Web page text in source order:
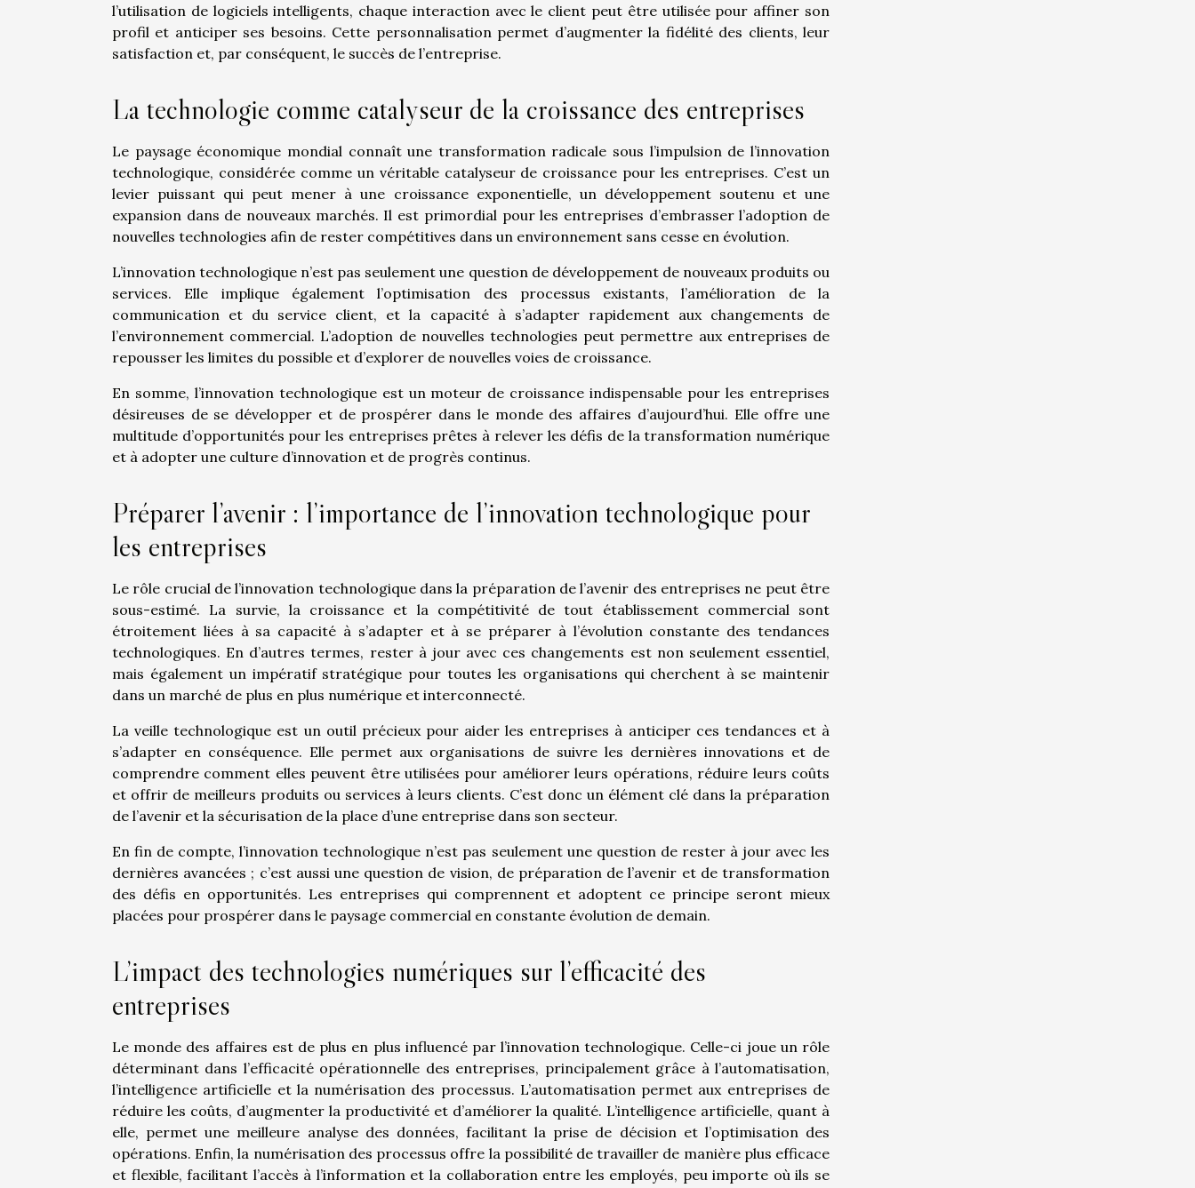
l’utilisation de logiciels intelligents, chaque interaction avec le client peut être utilisée pour affiner son
profil et anticiper ses besoins. Cette personnalisation permet d’augmenter la fidélité des clients, leur
satisfaction et, par conséquent, le succès de l’entreprise.
La technologie comme catalyseur de la croissance des entreprises
Le paysage économique mondial connaît une transformation radicale sous l’impulsion de l’innovation
technologique, considérée comme un véritable catalyseur de croissance pour les entreprises. C’est un
levier puissant qui peut mener à une croissance exponentielle, un développement soutenu et une
expansion dans de nouveaux marchés. Il est primordial pour les entreprises d’embrasser l’adoption de
nouvelles technologies afin de rester compétitives dans un environnement sans cesse en évolution.
L’innovation technologique n’est pas seulement une question de développement de nouveaux produits ou
services. Elle implique également l’optimisation des processus existants, l’amélioration de la
communication et du service client, et la capacité à s’adapter rapidement aux changements de
l’environnement commercial. L’adoption de nouvelles technologies peut permettre aux entreprises de
repousser les limites du possible et d’explorer de nouvelles voies de croissance.
En somme, l’innovation technologique est un moteur de croissance indispensable pour les entreprises
désireuses de se développer et de prospérer dans le monde des affaires d’aujourd’hui. Elle offre une
multitude d’opportunités pour les entreprises prêtes à relever les défis de la transformation numérique
et à adopter une culture d’innovation et de progrès continus.
Préparer l’avenir : l’importance de l’innovation technologique pour
les entreprises
Le rôle crucial de l’innovation technologique dans la préparation de l’avenir des entreprises ne peut être
sous-estimé. La survie, la croissance et la compétitivité de tout établissement commercial sont
étroitement liées à sa capacité à s’adapter et à se préparer à l’évolution constante des tendances
technologiques. En d’autres termes, rester à jour avec ces changements est non seulement essentiel,
mais également un impératif stratégique pour toutes les organisations qui cherchent à se maintenir
dans un marché de plus en plus numérique et interconnecté.
La veille technologique est un outil précieux pour aider les entreprises à anticiper ces tendances et à
s’adapter en conséquence. Elle permet aux organisations de suivre les dernières innovations et de
comprendre comment elles peuvent être utilisées pour améliorer leurs opérations, réduire leurs coûts
et offrir de meilleurs produits ou services à leurs clients. C’est donc un élément clé dans la préparation
de l’avenir et la sécurisation de la place d’une entreprise dans son secteur.
En fin de compte, l’innovation technologique n’est pas seulement une question de rester à jour avec les
dernières avancées ; c’est aussi une question de vision, de préparation de l’avenir et de transformation
des défis en opportunités. Les entreprises qui comprennent et adoptent ce principe seront mieux
placées pour prospérer dans le paysage commercial en constante évolution de demain.
L’impact des technologies numériques sur l’efficacité des
entreprises
Le monde des affaires est de plus en plus influencé par l’innovation technologique. Celle-ci joue un rôle
déterminant dans l’efficacité opérationnelle des entreprises, principalement grâce à l’automatisation,
l’intelligence artificielle et la numérisation des processus. L’automatisation permet aux entreprises de
réduire les coûts, d’augmenter la productivité et d’améliorer la qualité. L’intelligence artificielle, quant à
elle, permet une meilleure analyse des données, facilitant la prise de décision et l’optimisation des
opérations. Enfin, la numérisation des processus offre la possibilité de travailler de manière plus efficace
et flexible, facilitant l’accès à l’information et la collaboration entre les employés, peu importe où ils se